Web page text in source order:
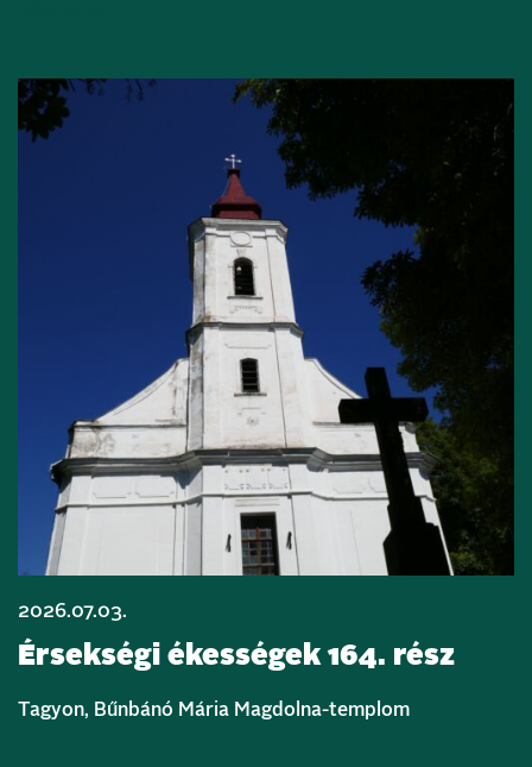
2026.07.03.
Érsekségi ékességek 164. rész
Tagyon, Bűnbánó Mária Magdolna-templom